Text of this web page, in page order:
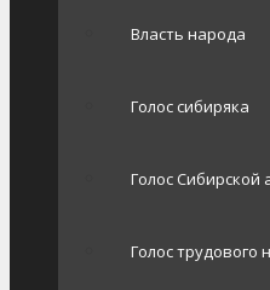
Власть народа
Голос сибиряка
Голос Сибирской
Голос трудового